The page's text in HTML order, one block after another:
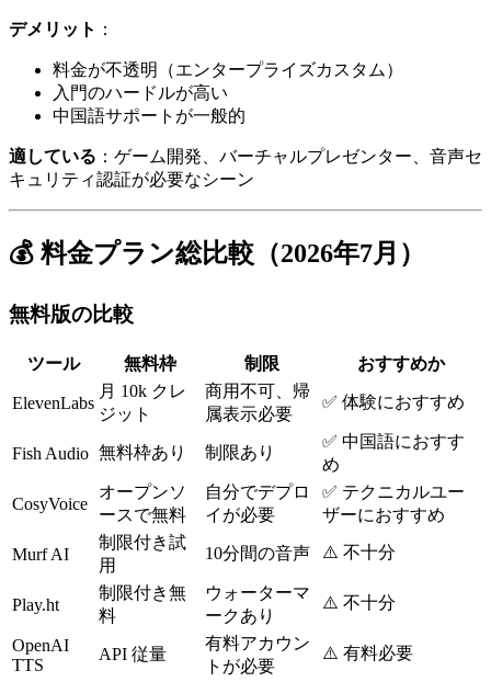
デメリット ：
料金が不透明（エンタープライズカスタム）
入門のハードルが高い
中国語サポートが一般的
適している ：ゲーム開発、バーチャルプレゼンター、音声セ
キュリティ認証が必要なシーン
💰 料金プラン総比較（2026年7月）
無料版の比較
ツール 無料枠 制限 おすすめか
ElevenLabs
月 10k クレ
ジット
商用不可、帰
属表示必要
✅ 体験におすすめ
Fish Audio 無料枠あり 制限あり
✅ 中国語におすす
め
CosyVoice
オープンソ
ースで無料
自分でデプロ
イが必要
✅ テクニカルユー
ザーにおすすめ
Murf AI
制限付き試
用
10分間の音声 ⚠️ 不十分
Play.ht
制限付き無
料
ウォーターマ
ークあり
⚠️ 不十分
OpenAI
TTS
API 従量
有料アカウン
トが必要
⚠️ 有料必要